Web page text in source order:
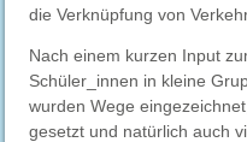
die Verknüpfung von
Nach einem kurzen Input
Schüler_innen in kleine
wurden Wege
gesetzt und natürlich auch